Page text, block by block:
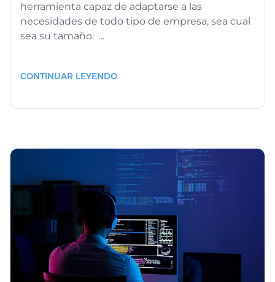
herramienta capaz de adaptarse a las
necesidades de todo tipo de empresa, sea cual
sea su tamaño. ...
CONTINUAR LEYENDO